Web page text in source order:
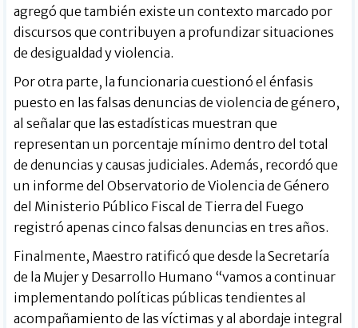
agregó que también existe un contexto marcado por
discursos que contribuyen a profundizar situaciones
de desigualdad y violencia.
Por otra parte, la funcionaria cuestionó el énfasis
puesto en las falsas denuncias de violencia de género,
al señalar que las estadísticas muestran que
representan un porcentaje mínimo dentro del total
de denuncias y causas judiciales. Además, recordó que
un informe del Observatorio de Violencia de Género
del Ministerio Público Fiscal de Tierra del Fuego
registró apenas cinco falsas denuncias en tres años.
Finalmente, Maestro ratificó que desde la Secretaría
de la Mujer y Desarrollo Humano “vamos a continuar
implementando políticas públicas tendientes al
acompañamiento de las víctimas y al abordaje integral